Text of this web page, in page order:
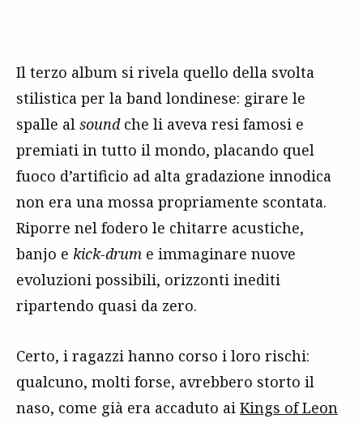
Il terzo album si rivela quello della svolta
stilistica per la band londinese: girare le
spalle al soundche li aveva resi famosi e
premiati in tutto il mondo, placando quel
fuoco d’artificio ad alta gradazione innodica
non era una mossa propriamente scontata.
Riporre nel fodero le chitarre acustiche,
banjo e kick-drum e immaginare nuove
evoluzioni possibili, orizzonti inediti
ripartendo quasi da zero.
Certo, i ragazzi hanno corso i loro rischi:
qualcuno, molti forse, avrebbero storto il
naso, come già era accaduto ai Kings of Leon